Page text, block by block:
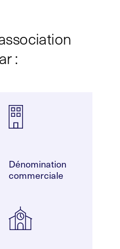
:
Dénomination
commerciale